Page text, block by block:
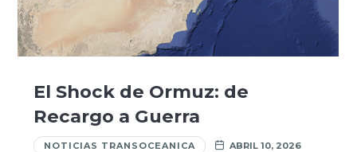
El Shock de Ormuz: de
Recargo a Guerra
NOTICIAS TRANSOCEANICA ABRIL 10, 2026